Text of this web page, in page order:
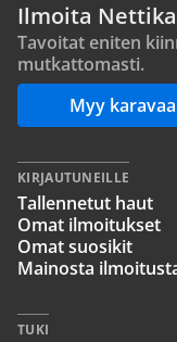
Ilmoita
Tavoitat eniten
mutkattomasti.
Myy
KIRJAUTUNEILLE
Tallennetut haut
Omat ilmoitukset
Omat suosikit
Mainosta
TUKI